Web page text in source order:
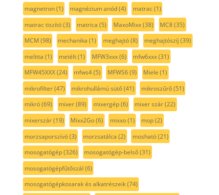
magnetron(1) magnézium anód(4) matrac(1)
matrac tiszító(3) matrica (5) MaxoMixx(38) MC8(35)
MCM (98) mechanika (1) meghajtó(8) meghajtószíj (39)
melitta (1) metélt(1) MFW3xxx(6) mfw6xxx(31)
MFW45XXX(24) mfws4(5) MFWS6(9) Miele (1)
mikrofilter(47) mikrohullámú sütő(41) mikroszűrő(51)
mikró(69) mixer(89) mixergép(6) mixer szár(22)
mixerszár(19) Mixx2Go(6) mixxo(1) mop(2)
morzsaporszívó(3) morzsatálca (2) mosható(21)
mosogatógép(326) mosogatógép-belső(31)
mosogatógépfűtőszál (6)
mosogatógépkosarak és alkatrészeik(74)